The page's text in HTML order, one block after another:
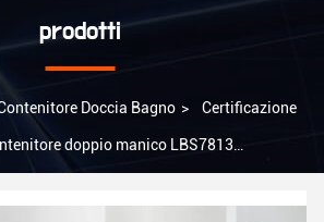
prodotti
Doccia Bagno > Certificazione
doppio manico LBS7813